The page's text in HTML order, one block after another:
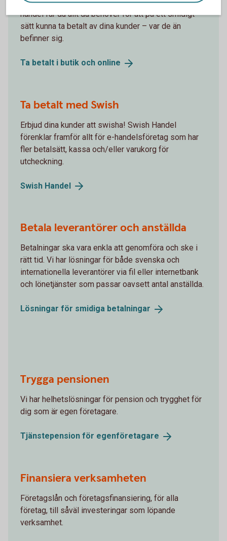
handel får du allt du behöver för att på ett smidigt
sätt kunna ta betalt av dina kunder – var de än
befinner sig.
Ta betalt i butik och online
Ta betalt med Swish
Erbjud dina kunder att swisha! Swish Handel
förenklar framför allt för e-handelsföretag som har
fler betalsätt, kassa och/eller varukorg för
utcheckning.
Swish Handel
Betala leverantörer och anställda
Betalningar ska vara enkla att genomföra och ske i
rätt tid. Vi har lösningar för både svenska och
internationella leverantörer via fil eller internetbank
och lönetjänster som passar oavsett antal anställda.
Lösningar för smidiga betalningar
Trygga pensionen
Vi har helhetslösningar för pension och trygghet för
dig som är egen företagare.
Tjänstepension för egenföretagare
Finansiera verksamheten
Företagslån och företagsfinansiering, för alla
företag, till såväl investeringar som löpande
verksamhet.